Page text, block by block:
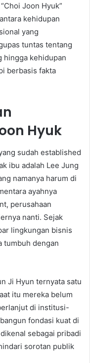
Joon Hyuk”
kehidupan
yang
tuntas tentang
hingga kehidupan
berbasis fakta
Hyuk
sudah established
ibu adalah Lee Jung
namanya harum di
ayahnya
perusahaan
nanti. Sejak
lingkungan bisnis
tumbuh dengan
Ji Hyun ternyata satu
itu mereka belum
di institusi-
fondasi kuat di
sebagai pribadi
sorotan publik